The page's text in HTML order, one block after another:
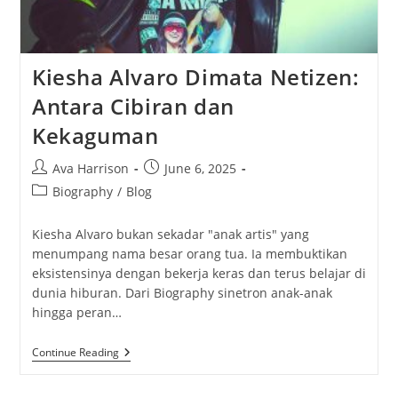
Kiesha Alvaro Dimata Netizen:
Antara Cibiran dan
Kekaguman
Post
author:
Ava Harrison
Post
published:
June 6, 2025
PostBiography / Blog
Kiesha Alvaro bukan sekadar "anak artis" yang
menumpang nama besar orang tua. Ia membuktikan
eksistensinya dengan bekerja keras dan terus belajar di
dunia hiburan. Dari Biography sinetron anak-anak
hingga peran…
Continue ReadingKiesha
Alvaro